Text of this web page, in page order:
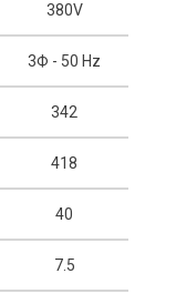
380V
3Ф - 50 Hz
342
418
40
7.5